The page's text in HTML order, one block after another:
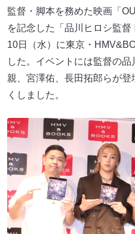
監督・脚本を務めた映画「
を記念した「品川ヒロシ監
10日（水）に東京・
した。イベントには監督の
親、宮澤佑、長田拓郎らが
くしました。